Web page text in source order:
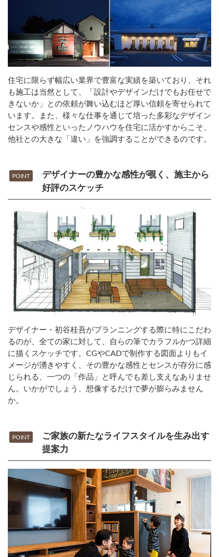
住宅に限らず幅広い業界で豊富な実績を築いており、それ
も施工は当然として、「設計やデザインだけでもお任せで
きないか」との依頼が舞い込むほど厚い信頼を寄せられて
います。また、様々な仕事を通じて培った多彩なデザイン
センスや感性といったノウハウを住宅に活かすからこそ、
他社との大きな「違い」を強調することができるのです。
POINT
デザイナーの豊かな感性が覗く、施主から
好評のスケッチ
デザイナー・初谷桂吾がプランニングする際に特にこだわ
るのが、全ての家に対して、自らの筆でカラフルかつ詳細
に描くスケッチです。CGやCADで制作する図面よりもイ
メージが湧きやすく、その豊かな感性とセンスが存分に感
じられる、一つの「作品」と呼んでも差し支えなありませ
ん。いかがでしょう、想像するだけで夢が膨らみません
か。
POINT
ご家族の新たなライフスタイルを生み出す
提案力